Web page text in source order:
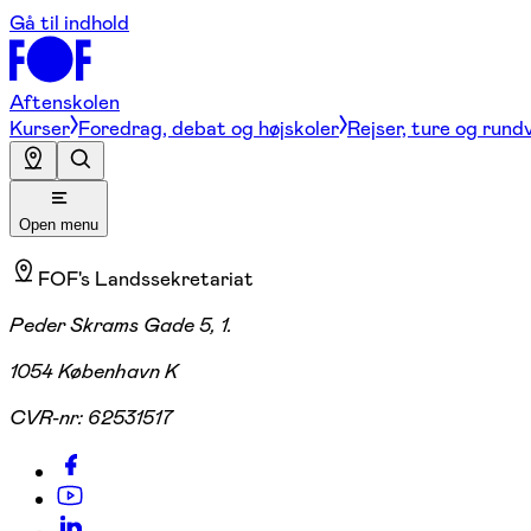
Gå til indhold
Aftenskolen
Kurser Foredrag, debat og højskoler Rejser, ture og
Open menu
FOF's Landssekretariat
Peder Skrams Gade 5, 1.
1054 København K
CVR-nr: 62531517